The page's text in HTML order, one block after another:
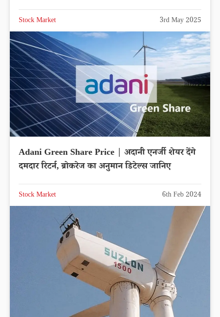
Stock Market 3rd May 2025
Adani Green Share Price | अदानी एनर्जी शेयर देंगे
दमदार रिटर्न, ब्रोकरेज का अनुमान डिटेल्स जानिए
Stock Market 6th Feb 2024